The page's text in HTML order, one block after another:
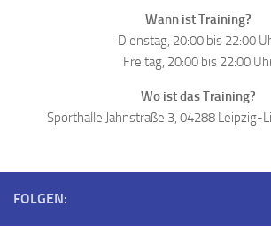
Wann ist Training?
Dienstag, 20:00 bis 22:00
Freitag, 20:00 bis 22:00
Wo ist das Training?
Sporthalle Jahnstraße 3, 04288 Leipzig-
FOLGEN: